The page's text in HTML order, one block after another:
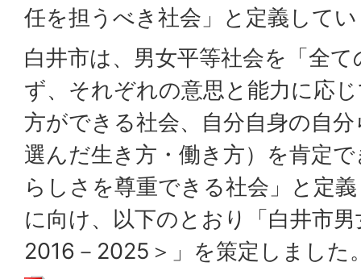
任を担うべき社会」と定義して
白井市は、男女平等社会を「全
ず、それぞれの意思と能力に応
方ができる社会、自分自身の自
選んだ生き方・働き方）を肯定
らしさを尊重できる社会」と定
に向け、以下のとおり「白井市
2016－2025＞」を策定しました